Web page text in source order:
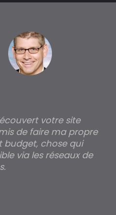
votre site
de faire ma propre
budget, chose qui
via les réseaux de